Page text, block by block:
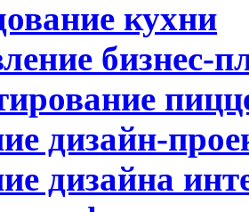
кухни
бизнес-
дизайн-
дизайна